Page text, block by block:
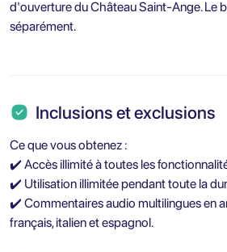
d'ouverture du Château Saint-Ange. Le
séparément.
Inclusions et exclusions
Ce que vous obtenez :
✔️ Accès illimité à toutes les
✔️ Utilisation illimitée pendant toute la
✔️ Commentaires audio multilingues en
français, italien et espagnol.